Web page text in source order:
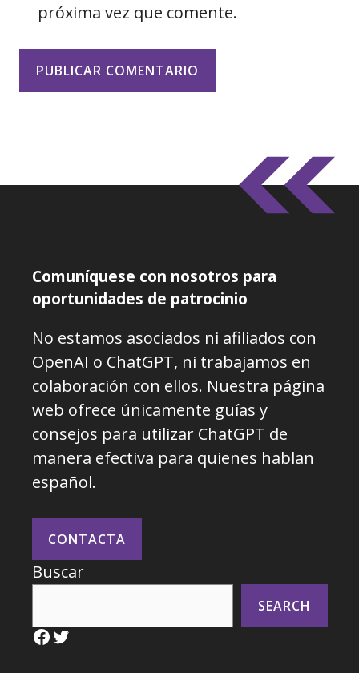
próxima vez que comente.
Comuníquese con nosotros para
oportunidades de patrocinio
No estamos asociados ni afiliados con
OpenAI o ChatGPT, ni trabajamos en
colaboración con ellos. Nuestra página
web ofrece únicamente guías y
consejos para utilizar ChatGPT de
manera efectiva para quienes hablan
español.
CONTACTA
Buscar
SEARCH
Facebook
Twitter